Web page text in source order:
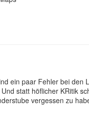
ein paar Fehler bei den
statt höflicher KRitik
vergessen zu